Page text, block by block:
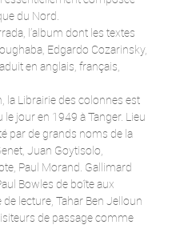
du Nord.
l’album dont les textes
Edgardo Cozarinsky,
en anglais, français,
la Librairie des colonnes est
jour en 1949 à Tanger. Lieu
par de grands noms de la
Juan Goytisolo,
Paul Morand. Gallimard
Bowles de boîte aux
lecture, Tahar Ben Jelloun
de passage comme